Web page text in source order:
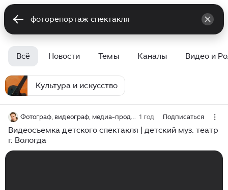
Всё Новости Темы Каналы Видео и
Культура и искусство
Фотограф, видеограф, медиа-продюсер 1 год Подписаться
Видеосъемка детского спектакля | детский муз. театр
г. Вологда